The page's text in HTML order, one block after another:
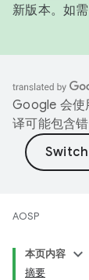
新版本。如
Google 会使
译可能包含错
AOSP
本页内容
摘要